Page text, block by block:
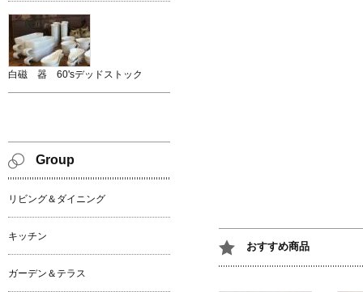
おすすめ商品
白磁 器 60'sデッドストック
Group
リビング＆ダイニング
キッチン
ガーデン＆テラス